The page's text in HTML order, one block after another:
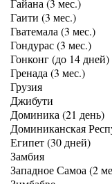
Гайана (3 мес.)
Гаити (3 мес.)
Гватемала (3 мес.)
Гондурас (3 мес.)
Гонконг (до 14 дней)
Гренада (3 мес.)
Грузия
Джибути
Доминика (21 день)
Доминиканская
Египет (30 дней)
Замбия
Западное Самоа (2